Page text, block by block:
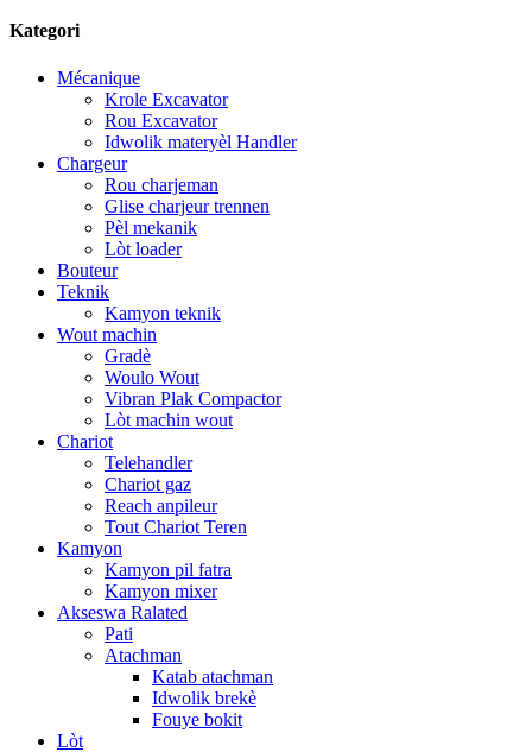
Kategori
Mécanique
Krole Excavator
Rou Excavator
Idwolik materyèl Handler
Chargeur
Rou charjeman
Glise charjeur trennen
Pèl mekanik
Lòt loader
Bouteur
Teknik
Kamyon teknik
Wout machin
Gradè
Woulo Wout
Vibran Plak Compactor
Lòt machin wout
Chariot
Telehandler
Chariot gaz
Reach anpileur
Tout Chariot Teren
Kamyon
Kamyon pil fatra
Kamyon mixer
Akseswa Ralated
Pati
Atachman
Katab atachman
Idwolik brekè
Fouye bokit
Lòt